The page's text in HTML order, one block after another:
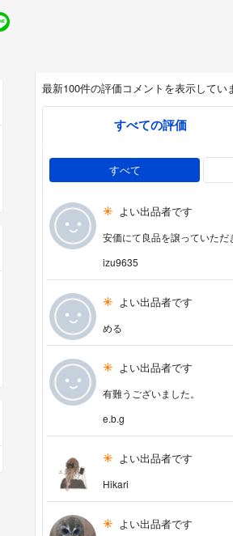
最新100件の評価コメントを表示してい
すべての評価
すべて
よい出品者です
安価にて良品を譲っていただ
izu9635
よい出品者です
める
よい出品者です
有難うございました。
e.b.g
よい出品者です
Hikari
よい出品者です